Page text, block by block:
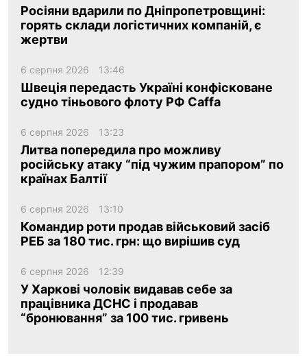
Росіяни вдарили по Дніпропетровщині:
горять склади логістичних компаній, є
жертви
6 серпня 2026 13:46
Швеція передасть Україні конфісковане
судно тіньового флоту РФ Caffa
6 серпня 2026 13:23
Литва попередила про можливу
російську атаку “під чужим прапором” по
країнах Балтії
6 серпня 2026 13:10
Командир роти продав військовий засіб
РЕБ за 180 тис. грн: що вирішив суд
6 серпня 2026 12:39
У Харкові чоловік видавав себе за
працівника ДСНС і продавав
“бронювання” за 100 тис. гривень